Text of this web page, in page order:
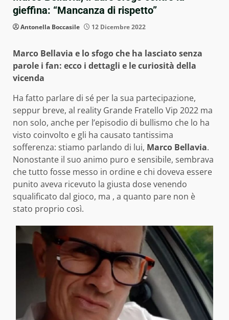
gieffina: “Mancanza di rispetto”
Antonella Boccasile 12 Dicembre 2022
Marco Bellavia e lo sfogo che ha lasciato senza
parole i fan: ecco i dettagli e le curiosità della
vicenda
Ha fatto parlare di sé per la sua partecipazione,
seppur breve, al reality Grande Fratello Vip 2022 ma
non solo, anche per l’episodio di bullismo che lo ha
visto coinvolto e gli ha causato tantissima
sofferenza: stiamo parlando di lui, Marco Bellavia.
Nonostante il suo animo puro e sensibile, sembrava
che tutto fosse messo in ordine e chi doveva essere
punito aveva ricevuto la giusta dose venendo
squalificato dal gioco, ma , a quanto pare non è
stato proprio così.